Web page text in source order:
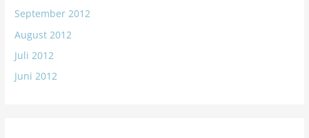
September 2012
August 2012
Juli 2012
Juni 2012